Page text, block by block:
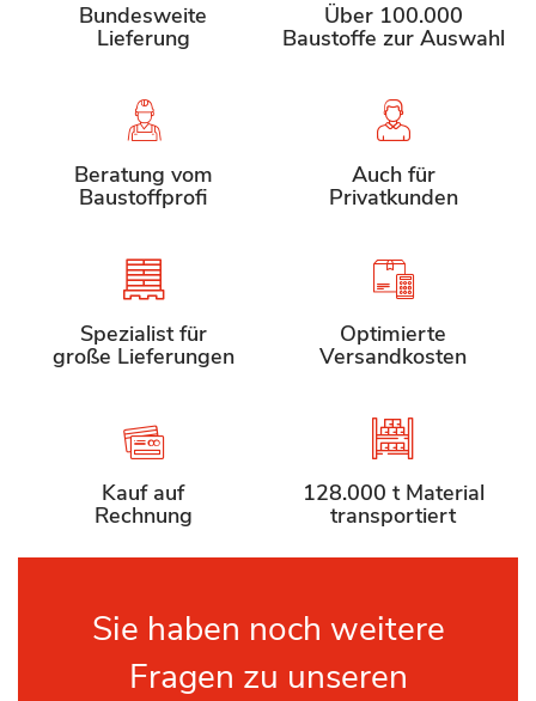
Bundesweite
Lieferung
Über 100.000
Baustoffe zur Auswahl
Beratung vom
Baustoffprofi
Auch für
Privatkunden
Spezialist für
große Lieferungen
Optimierte
Versandkosten
Kauf auf
Rechnung
128.000 t Material
transportiert
Sie haben noch weitere
Fragen zu unseren